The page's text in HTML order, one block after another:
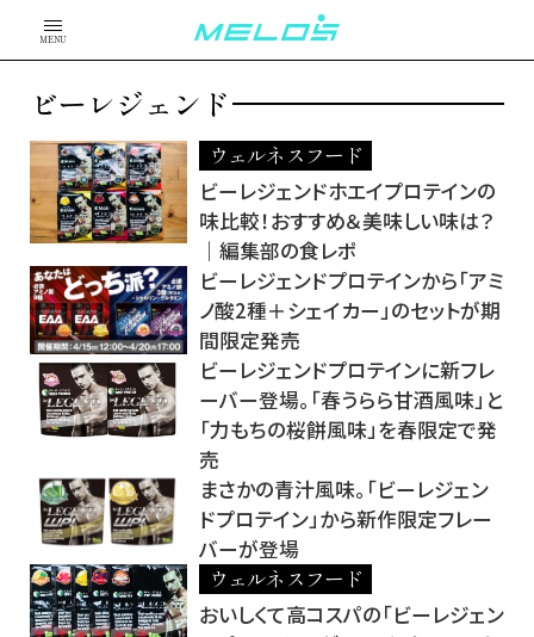
MENU
ビーレジェンド
ウェルネスフード
ビーレジェンドホエイプロテインの
味比較！おすすめ＆美味しい味は？
｜編集部の食レポ
ビーレジェンドプロテインから「アミ
ノ酸2種＋シェイカー」のセットが期
間限定発売
ビーレジェンドプロテインに新フレ
ーバー登場。「春うらら甘酒風味」と
「力もちの桜餅風味」を春限定で発
売
まさかの青汁風味。「ビーレジェン
ドプロテイン」から新作限定フレー
バーが登場
ウェルネスフード
おいしくて高コスパの「ビーレジェン